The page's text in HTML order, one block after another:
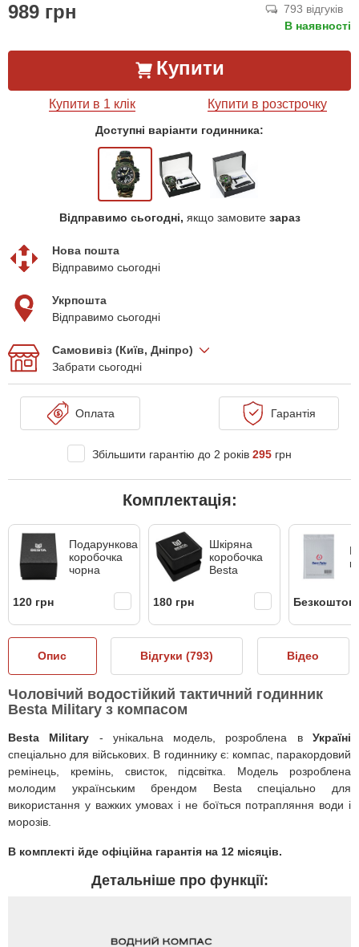
989 грн
793 відгуків
В наявності
Купити
Купити в 1 клік Купити в розстрочку
Доступні варіанти годинника:
Відправимо сьогодні, якщо замовите зараз
Нова пошта
Відправимо сьогодні
Укрпошта
Відправимо сьогодні
Самовивіз (Київ, Дніпро)
Забрати сьогодні
Оплата Гарантія
Збільшити гарантію до 2 років 295 грн
Комплектація:
Подарункова
коробочка
чорна
120 грн
Шкіряна
коробочка
Besta
180 грн
Опис Відгуки (793) Відео
Чоловічий водостійкий тактичний годинник
Besta Military з компасом
Besta Military - унікальна модель, розроблена вУкраїні
спеціально для військових. В годиннику є: компас, паракордовий
ремінець, кремінь, свисток, підсвітка . Модель розроблена
молодим українським брендом Besta спеціально для
використання у важких умовах і не боїться потрапляння води і
морозів.
В комплекті йде офіційна гарантія на 12 місяців.
Детальніше про функції: